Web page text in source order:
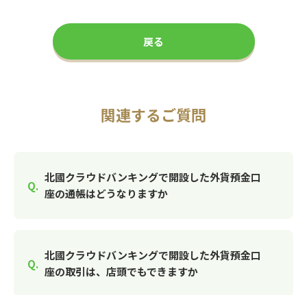
戻る
関連するご質問
北國クラウドバンキングで開設した外貨預金口
座の通帳はどうなりますか
北國クラウドバンキングで開設した外貨預金口
座の取引は、店頭でもできますか